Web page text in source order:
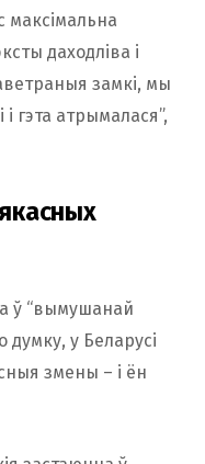
максімальна
даходліва і
замкі, мы
і гэта атрымалася”,
ў “вымушанай
думку, у Беларусі
змены – і ён